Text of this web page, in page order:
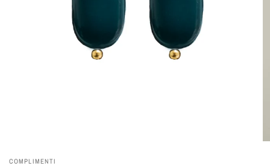
COMPLIMENTI